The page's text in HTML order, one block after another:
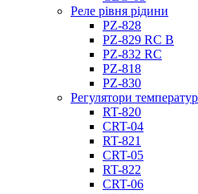
Реле рівня рідини
PZ-828
PZ-829 RC B
PZ-832 RC
PZ-818
PZ-830
Регулятори
RT-820
CRT-04
RT-821
CRT-05
RT-822
CRT-06